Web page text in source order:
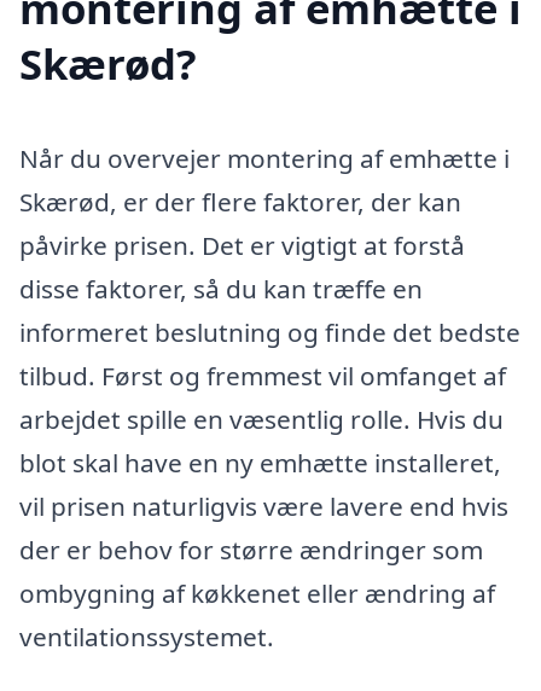
Skærød?
Når du overvejer montering af emhætte i
Skærød, er der flere faktorer, der kan
påvirke prisen. Det er vigtigt at forstå
disse faktorer, så du kan træffe en
informeret beslutning og finde det bedste
tilbud. Først og fremmest vil omfanget af
arbejdet spille en væsentlig rolle. Hvis du
blot skal have en ny emhætte installeret,
vil prisen naturligvis være lavere end hvis
der er behov for større ændringer som
ombygning af køkkenet eller ændring af
ventilationssystemet.